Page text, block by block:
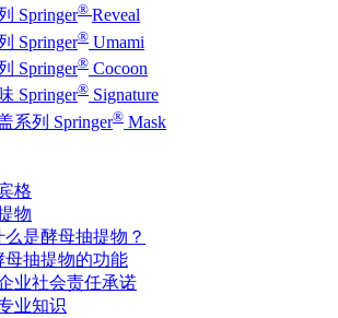
Springer® Reveal
Springer® Umami
Springer® Cocoon
Springer® Signature
系列 Springer® Mask
格
物
么是酵母抽提物？
母抽提物的功能
业社会责任承诺
业知识